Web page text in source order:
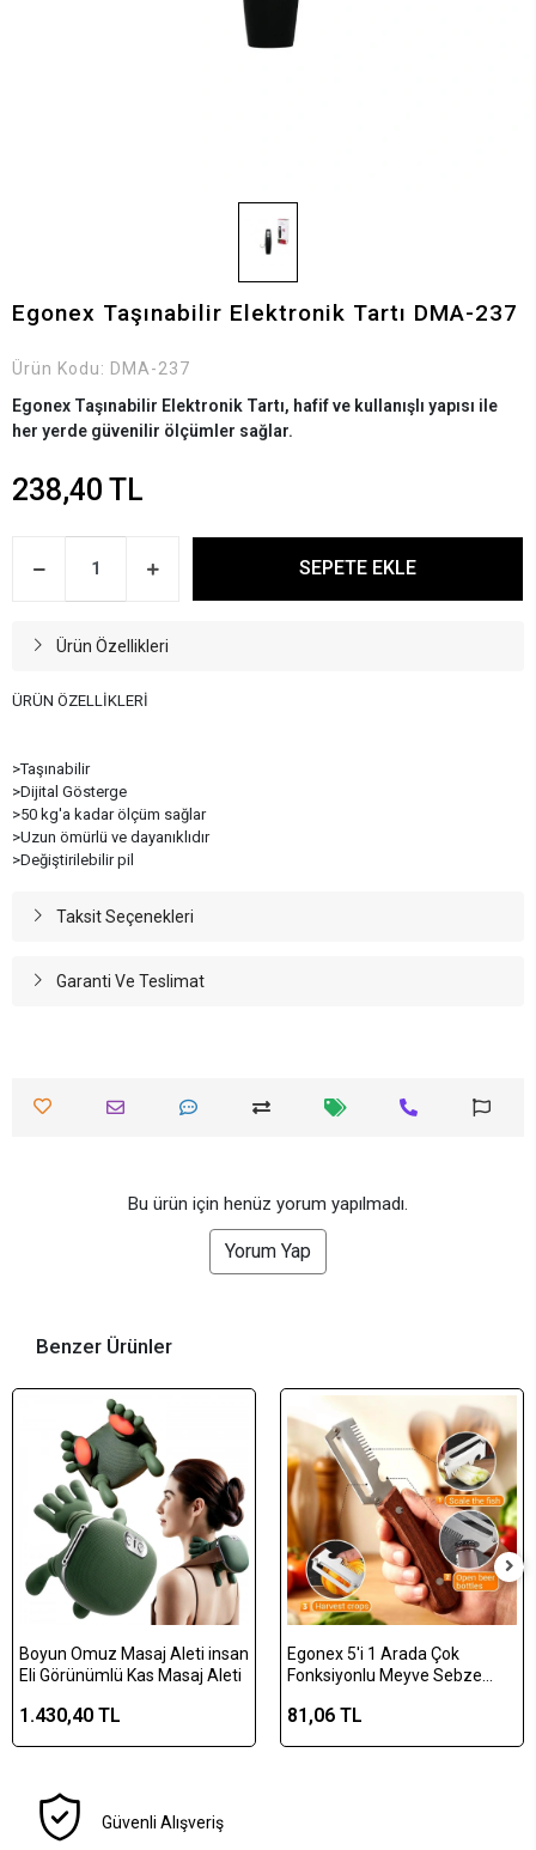
Egonex Taşınabilir Elektronik Tartı DMA-237
Ürün Kodu: DMA-237
Egonex Taşınabilir Elektronik Tartı, hafif ve kullanışlı yapısı ile
her yerde güvenilir ölçümler sağlar.
238,40 TL
SEPETE EKLE
Ürün Özellikleri
ÜRÜN ÖZELLİKLERİ
>Taşınabilir
>Dijital Gösterge
>50 kg'a kadar ölçüm sağlar
>Uzun ömürlü ve dayanıklıdır
>Değiştirilebilir pil
Taksit Seçenekleri
Garanti Ve Teslimat
Bu ürün için henüz yorum yapılmadı.
Yorum Yap
Benzer Ürünler
Boyun Omuz Masaj Aleti insan
Eli Görünümlü Kas Masaj Aleti
1.430,40 TL
Egonex 5'i 1 Arada Çok
Fonksiyonlu Meyve Sebze
Şişe Açacağı – Ahşap Saplı
81,06 TL
Güvenli Alışveriş